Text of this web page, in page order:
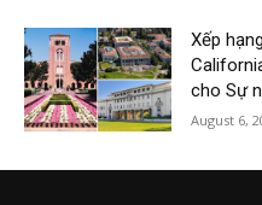
Xếp
cho Sự
August 6,